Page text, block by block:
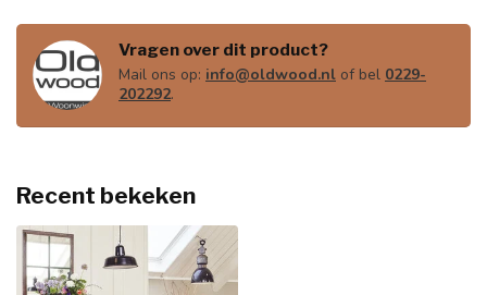
Vragen over dit product?
Mail ons op: info@oldwood.nl of bel 0229-
202292.
Recent bekeken